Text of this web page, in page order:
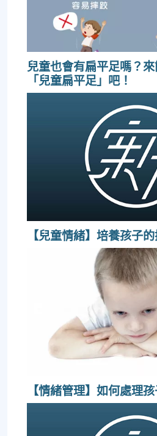
兒童也會有扁平足嗎？
「兒童扁平足」吧！
【兒童情緒】培養孩子
【情緒管理】如何處理